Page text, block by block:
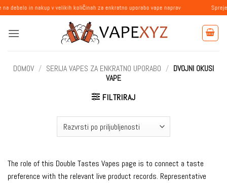
Skoči
na
vsebino
in nakup v velikih količinah za enkratno uporabo vape naprav Sprejemamo
DOMOV / SERIJA VAPES ZA ENKRATNO UPORABO / DVOJNI OKUSI
VAPE
FILTRIRAJ
The role of this Double Tastes Vapes page is to connect a taste
preference with the relevant live product records. Representative